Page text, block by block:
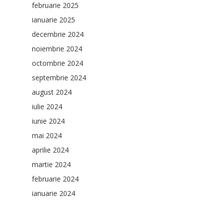
februarie 2025
ianuarie 2025
decembrie 2024
noiembrie 2024
octombrie 2024
septembrie 2024
august 2024
iulie 2024
iunie 2024
mai 2024
aprilie 2024
martie 2024
februarie 2024
ianuarie 2024